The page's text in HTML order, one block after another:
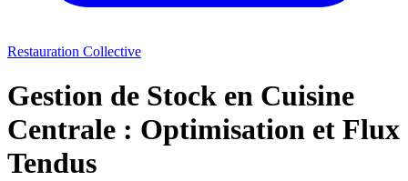
Restauration Collective
Gestion de Stock en Cuisine
Centrale : Optimisation et Flux
Tendus